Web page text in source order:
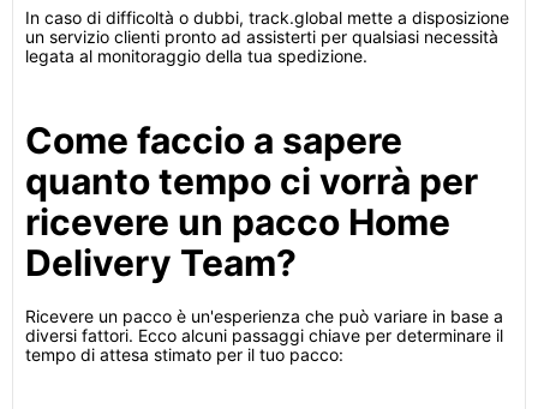
In caso di difficoltà o dubbi, track.global mette a disposizione
un servizio clienti pronto ad assisterti per qualsiasi necessità
legata al monitoraggio della tua spedizione.
Come faccio a sapere
quanto tempo ci vorrà per
ricevere un pacco Home
Delivery Team?
Ricevere un pacco è un'esperienza che può variare in base a
diversi fattori. Ecco alcuni passaggi chiave per determinare il
tempo di attesa stimato per il tuo pacco: